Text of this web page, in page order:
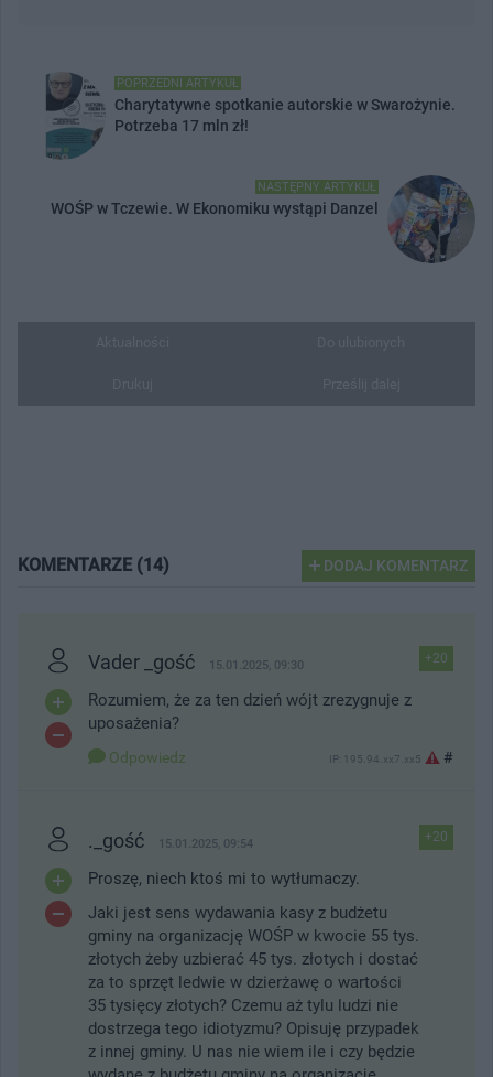
POPRZEDNI ARTYKUŁ
Charytatywne spotkanie autorskie w Swarożynie.
Potrzeba 17 mln zł!
NASTĘPNY ARTYKUŁ
WOŚP w Tczewie. W Ekonomiku wystąpi Danzel
KOMENTARZE (14) DODAJ KOMENTARZ
+20
Vader _gość 15.01.2025, 09:30
Rozumiem, że za ten dzień wójt zrezygnuje z
uposażenia?
Odpowiedz IP: 195.94.xx7.xx5 #
+20
._gość 15.01.2025, 09:54
Proszę, niech ktoś mi to wytłumaczy.
Jaki jest sens wydawania kasy z budżetu
gminy na organizację WOŚP w kwocie 55 tys.
złotych żeby uzbierać 45 tys. złotych i dostać
za to sprzęt ledwie w dzierżawę o wartości
35 tysięcy złotych? Czemu aż tylu ludzi nie
dostrzega tego idiotyzmu? Opisuję przypadek
z innej gminy. U nas nie wiem ile i czy będzie